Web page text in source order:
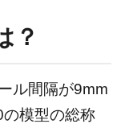
？
ル間隔が9mm
模型の総称